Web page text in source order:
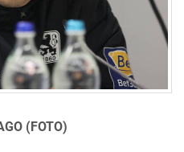
(FOTO)